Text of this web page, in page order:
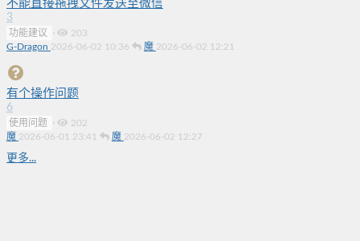
不能直接拖拽文件发送至微信
3
功能建议 ·
203
G-Dragon 2026-06-02 10:36 魔 2026-06-02 12:21
有个操作问题
6
使用问题 ·
202
魔 2026-06-01 23:41 魔 2026-06-02 12:27
更多...